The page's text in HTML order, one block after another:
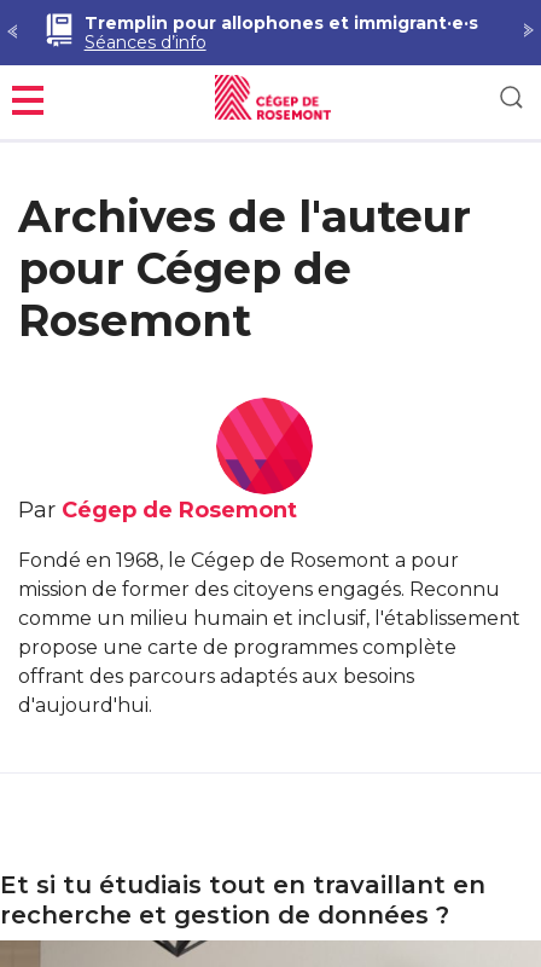
Tremplin pour allophones et immigrant·e·s
Séances d’info
Menu
Archives de l'auteur
pour Cégep de
Rosemont
Par Cégep de Rosemont
Fondé en 1968, le Cégep de Rosemont a pour
mission de former des citoyens engagés. Reconnu
comme un milieu humain et inclusif, l'établissement
propose une carte de programmes complète
offrant des parcours adaptés aux besoins
d'aujourd'hui.
Et si tu étudiais tout en travaillant en
recherche et gestion de données ?
si tu étudiais tout en travaillant en recherche et